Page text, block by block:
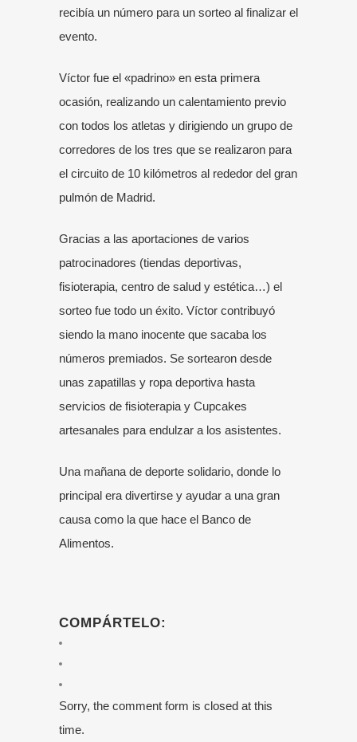
recibía un número para un sorteo al finalizar el
evento.
Víctor fue el «padrino» en esta primera
ocasión, realizando un calentamiento previo
con todos los atletas y dirigiendo un grupo de
corredores de los tres que se realizaron para
el circuito de 10 kilómetros al rededor del gran
pulmón de Madrid.
Gracias a las aportaciones de varios
patrocinadores (tiendas deportivas,
fisioterapia, centro de salud y estética…) el
sorteo fue todo un éxito. Víctor contribuyó
siendo la mano inocente que sacaba los
números premiados. Se sortearon desde
unas zapatillas y ropa deportiva hasta
servicios de fisioterapia y Cupcakes
artesanales para endulzar a los asistentes.
Una mañana de deporte solidario, donde lo
principal era divertirse y ayudar a una gran
causa como la que hace el Banco de
Alimentos.
COMPÁRTELO:
Sorry, the comment form is closed at this
time.